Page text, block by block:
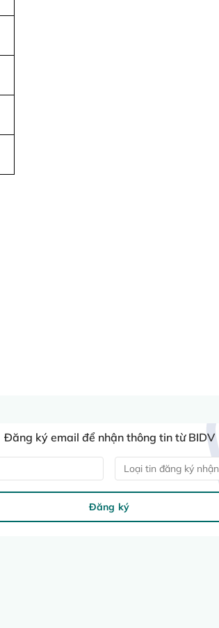
Đăng ký email để nhận thông tin từ BIDV
Loại tin đăng ký nhận
Đăng ký